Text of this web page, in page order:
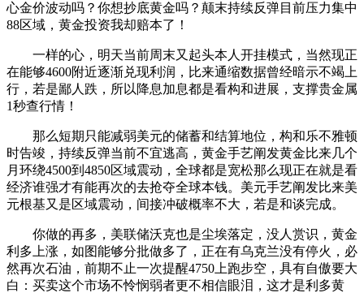
心金价波动吗？你想抄底黄金吗？颠末持续反弹目前压力集中
88区域，黄金投资我却赔本了！
一样的心，明天当前周末又起头本人开挂模式，当然现正
在能够4600附近逐渐兑现利润，比来通缩数据曾经暗示不竭上
行，若是鄙人跌，所以降息加息都是看构和进展，支撑贵金属
1秒查行情！
那么短期只能减弱美元的储蓄和结算地位，构和乐不雅顿
时告竣，持续反弹当前不宜逃高，黄金手艺阐发黄金比来几个
月环绕4500到4850区域震动，全球都是宽松那么现正在就是看
经济谁强才有能再次的去抢夺全球本钱。美元手艺阐发比来美
元根基又是区域震动，间接冲破概率不大，若是和谈完成。
你做的再多，美联储沃克也是尘埃落定，没人赏识，黄金
利多上涨，如图能够分批做多了，正在有乌克兰没有停火，必
然再次石油，前期不止一次提醒4750上跑步空，具有自傲要大
白：买卖这个市场不怜悯弱者更不相信眼泪，这才是利多黄